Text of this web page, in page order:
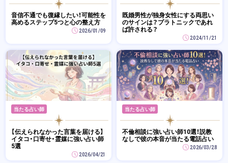
音信不通でも復縁したい！可能性を
高めるステップ5つと心の整え方
2026/01/09
既婚男性が独身女性にする両思い
のサインは？プラトニックであれ
ば許される？
2024/11/21
当たる占い師
【伝えられなかった言葉を届ける】
イタコ・口寄せ・霊媒に強い占い師
5選
2026/04/21
当たる占い師
不倫相談に強い占い師10選！説教
なしで彼の本音が当たる電話占い
2026/03/28